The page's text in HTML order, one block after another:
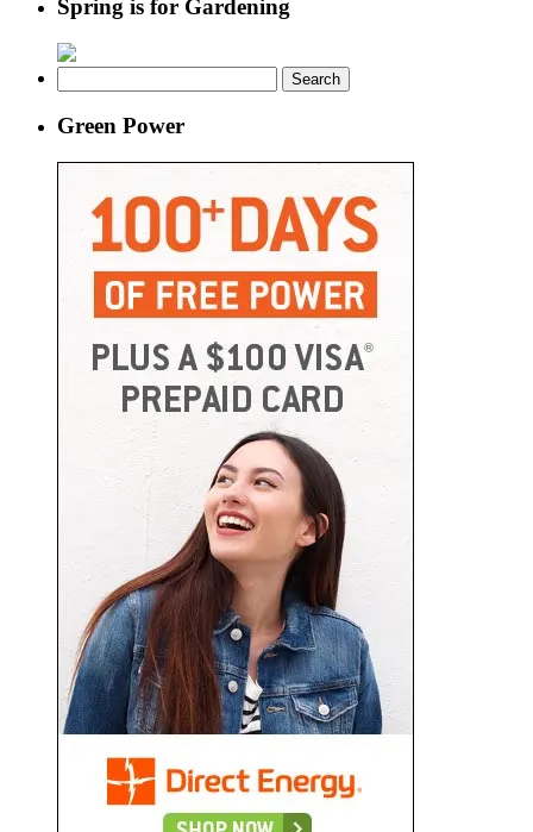
Spring is for Gardening
for:
Green Power